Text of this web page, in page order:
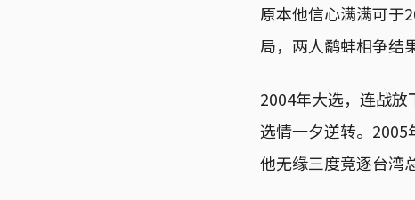
原本他信心满满可于
局，两人鹬蚌相争结
2004年大选，连战
选情一夕逆转。2005
他无缘三度竞逐台湾